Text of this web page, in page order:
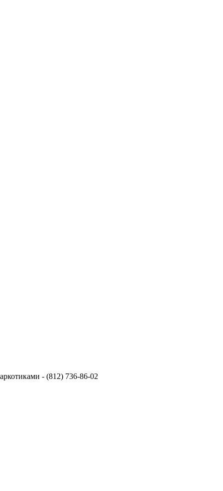
- (812) 736-86-02